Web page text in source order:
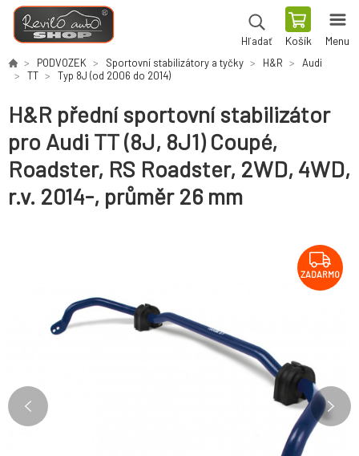
Hľadať Košík Menu
PODVOZEK Sportovní stabilizátory a tyčky H&R
Audi
TT
Typ 8J (od 2006 do 2014)
H&R přední sportovní stabilizátor
pro Audi TT (8J, 8J1) Coupé,
Roadster, RS Roadster, 2WD, 4WD,
r.v. 2014-, průměr 26 mm
ZADARMO